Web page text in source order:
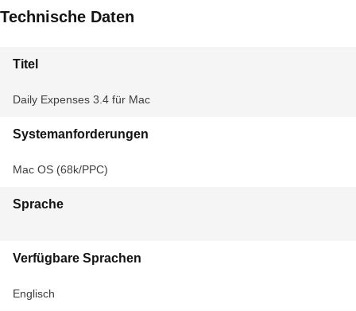
Technische Daten
Titel
Daily Expenses 3.4 für Mac
Systemanforderungen
Mac OS (68k/PPC)
Sprache
Verfügbare Sprachen
Englisch